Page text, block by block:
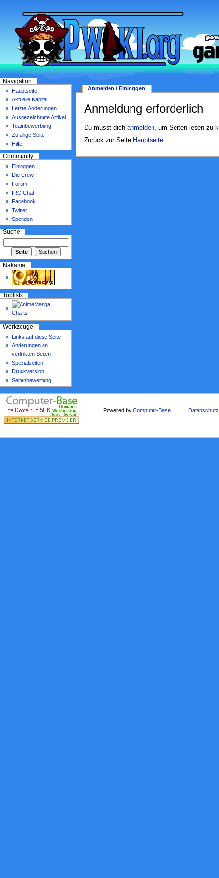
Anmeldung erforderlich
Du musst dich anmelden, um Seiten lesen zu
Zurück zur Seite Hauptseite.
Anmelden / Einloggen
Navigation
Hauptseite
Aktuelle Kapitel
Letzte Änderungen
Ausgezeichnete Artikel
Teambewerbung
Zufällige Seite
Hilfe
Community
Einloggen
Die Crew
Forum
IRC-Chat
Facebook
Twitter
Spenden
Suche
Nakama
Toplists
Werkzeuge
Links auf diese Seite
Änderungen an
verlinkten Seiten
Spezialseiten
Druckversion
Seitenbewertung
Powered byComputer-Base Datenschutz